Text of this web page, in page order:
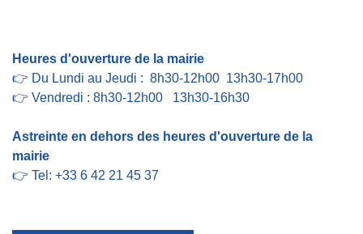
Heures d'ouverture de la mairie
👉 Du Lundi au Jeudi : 8h30-12h00 13h30-17h00
👉 Vendredi : 8h30-12h00 13h30-16h30
Astreinte en dehors des heures d'ouverture de la
mairie
👉 Tel: +33 6 42 21 45 37